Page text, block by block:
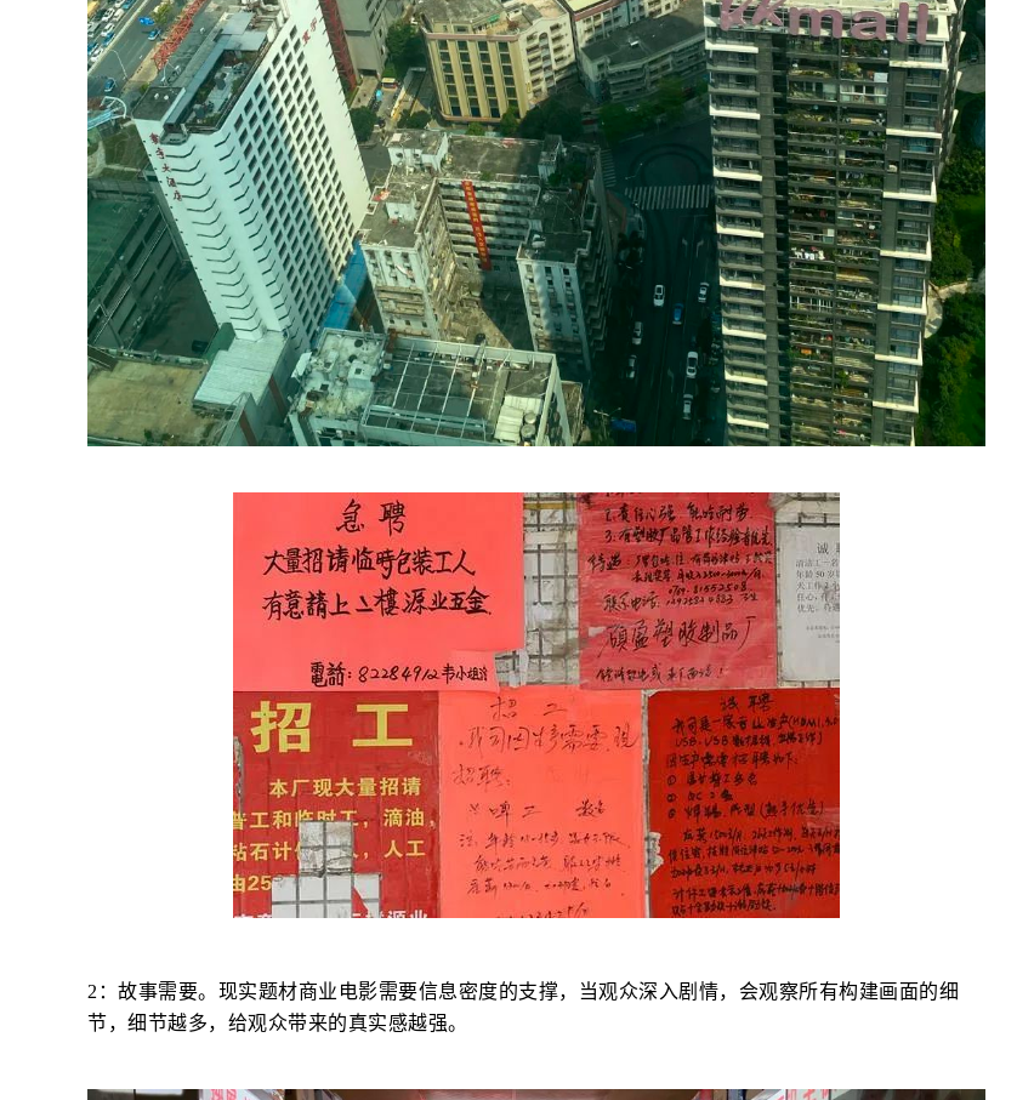
2：故事需要。现实题材商业电影需要信息密度的支撑，当观众深入剧情，会观察所有构建画面的细
节，细节越多，给观众带来的真实感越强。